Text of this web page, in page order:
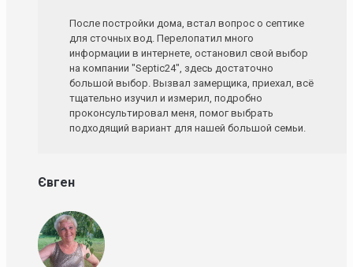
После постройки дома, встал вопрос о септике
для сточных вод. Перелопатил много
информации в интернете, остановил свой выбор
на компании "Septic24", здесь достаточно
большой выбор. Вызвал замерщика, приехал, всё
тщательно изучил и измерил, подробно
проконсультировал меня, помог выбрать
подходящий вариант для нашей большой семьи.
Євген